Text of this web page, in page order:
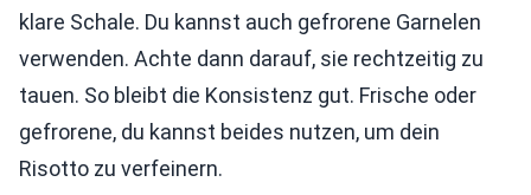
klare Schale. Du kannst auch gefrorene Garnelen
verwenden. Achte dann darauf, sie rechtzeitig zu
tauen. So bleibt die Konsistenz gut. Frische oder
gefrorene, du kannst beides nutzen, um dein
Risotto zu verfeinern.